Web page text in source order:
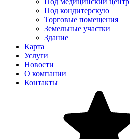
Под кондитерскую
Торговые помещения
Земельные участки
Здание
Карта
Услуги
Новости
О компании
Контакты